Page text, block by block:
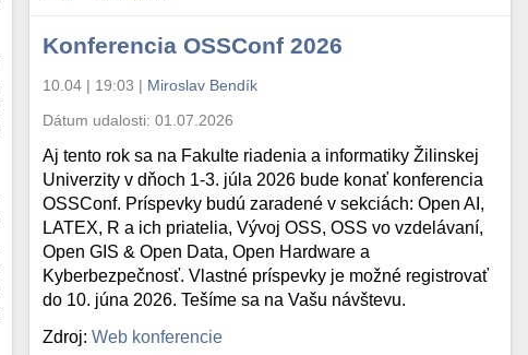
Konferencia OSSConf 2026
10.04 | 19:03 | Miroslav Bendík
Dátum udalosti:01.07.2026
Aj tento rok sa na Fakulte riadenia a informatiky Žilinskej
Univerzity v dňoch 1-3. júla 2026 bude konať konferencia
OSSConf. Príspevky budú zaradené v sekciách: Open AI,
LATEX, R a ich priatelia, Vývoj OSS, OSS vo vzdelávaní,
Open GIS & Open Data, Open Hardware a
Kyberbezpečnosť. Vlastné príspevky je možné registrovať
do 10. júna 2026. Tešíme sa na Vašu návštevu.
Zdroj:Web konferencie